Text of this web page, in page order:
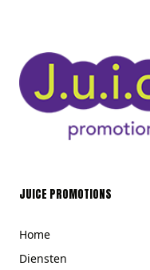
JUICE PROMOTIONS
Home
Diensten